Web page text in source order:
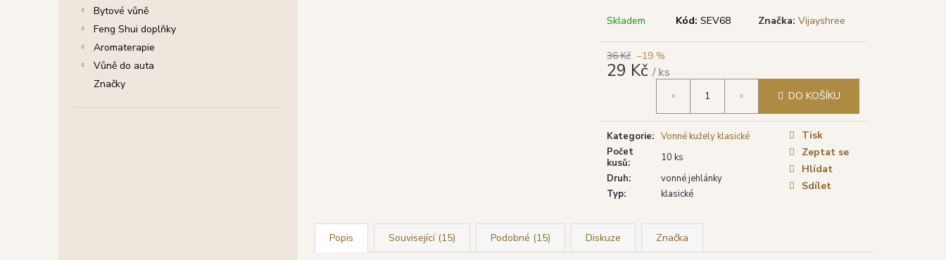
Bytové vůně
Feng Shui doplňky
Aromaterapie
Vůně do auta
Značky
Skladem Kód: SEV68 Značka:Vijayshree
36 Kč –19 %
29 Kč / ks
DO KOŠÍKU
Kategorie: Vonné kužely klasické
Počet
kusů:
10 ks
Druh:
vonné jehlánky
Typ: klasické
Tisk
Zeptat se
Hlídat
Sdílet
Popis Související (15) Podobné (15) Diskuze Značka
29 Kč
Původně: 39 Kč